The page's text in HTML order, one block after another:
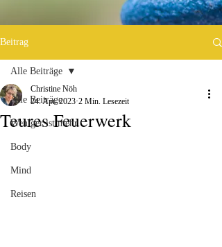
Beitrag
Alle Beiträge
Weniger ist mehr
Body
Mind
Reisen
Alle Beiträge
Teures Feuerwerk
Christine Nöh
24. Apr. 2023 2 Min. Lesezeit